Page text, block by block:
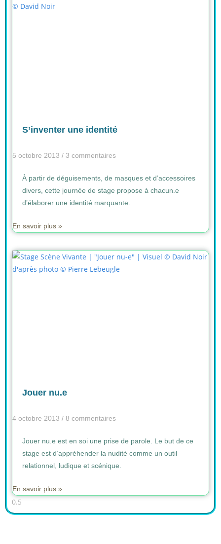
S’inventer une identité
5 octobre 2013 3 commentaires
À partir de déguisements, de masques et d’accessoires
divers, cette journée de stage propose à chacun.e
d’élaborer une identité marquante.
En savoir plus »
Jouer nu.e
4 octobre 2013 8 commentaires
Jouer nu.e est en soi une prise de parole. Le but de ce
stage est d’appréhender la nudité comme un outil
relationnel, ludique et scénique.
En savoir plus »